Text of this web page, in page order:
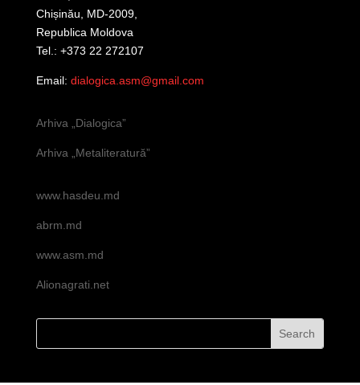
Chișinău, MD-2009,
Republica Moldova
Tel.: +373 22 272107
Email: dialogica.asm@gmail.com
Arhiva „Dialogica”
Arhiva „Metaliteratură”
www.hasdeu.md
abrm.md
www.asm.md
Alionagrati.net